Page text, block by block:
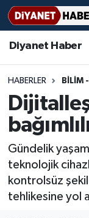
Diyanet Haber
HABERLER BİLİM
Gündelik
teknolojik
kontrolsüz
tehlikesine yol
Diyanet
Teşkilat
Adana
Adıyaman
Aksaray
Amasya
Gündem
Bir Ayet
Bir Hikaye
Diyanet
Diyanet
Basında
DİYANET
Aile Dergisi
Aylık Dergi
İmam
Başmakale
Hadis-i
Hayat
Nöbetçi
Hava
Ankara
Süper Lig
Tüm